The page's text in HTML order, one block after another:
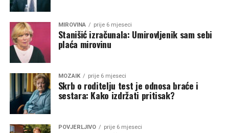
MIROVINA prije 6 mjeseci
Stanišić izračunala: Umirovljenik sam sebi
plaća mirovinu
MOZAIK prije 6 mjeseci
Skrb o roditelju test je odnosa braće i
sestara: Kako izdržati pritisak?
POVJERLJIVO prije 6 mjeseci